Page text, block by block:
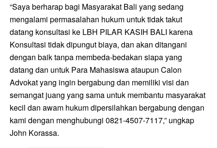
“Saya berharap bagi Masyarakat Bali yang sedang
mengalami permasalahan hukum untuk tidak takut
datang konsultasi ke LBH PILAR KASIH BALI karena
Konsultasi tidak dipungut biaya, dan akan ditangani
dengan baik tanpa membeda-bedakan siapa yang
datang dan untuk Para Mahasiswa ataupun Calon
Advokat yang ingin bergabung dan memiliki visi dan
semangat juang yang sama untuk membantu masyarakat
kecil dan awam hukum dipersilahkan bergabung dengan
kami dengan menghubungi 0821-4507-7117,” ungkap
John Korassa.